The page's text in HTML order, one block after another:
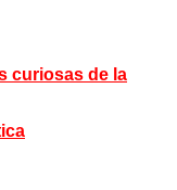
curiosas de la